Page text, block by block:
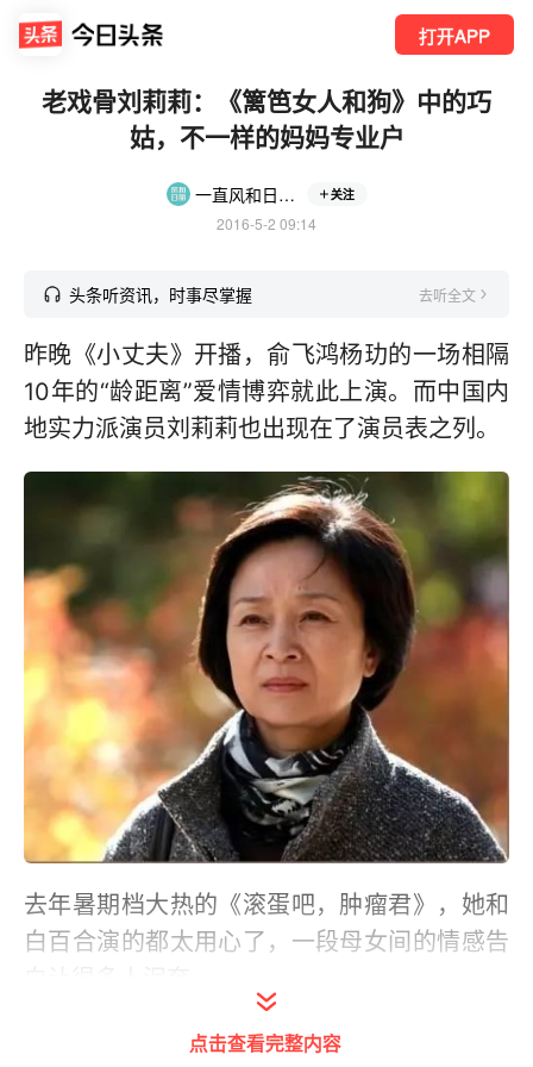
打开APP
老戏骨刘莉莉：《篱笆女人和狗》中的巧
姑，不一样的妈妈专业户
一直风和日丽的风和君 关注
2016-5-2 09:14
头条听资讯，时事尽掌握 去听全文
昨晚《小丈夫》开播，俞飞鸿杨玏的一场相隔
10年的“龄距离”爱情博弈就此上演。而中国内
地实力派演员刘莉莉也出现在了演员表之列。
去年暑期档大热的《滚蛋吧，肿瘤君》，她和
白百合演的都太用心了，一段母女间的情感告
点击查看完整内容